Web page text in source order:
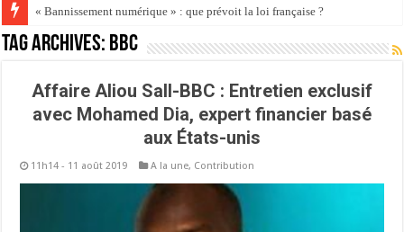
« Bannissement numérique » : que prévoit la loi française ?
Tag Archives: BBC
Affaire Aliou Sall-BBC : Entretien exclusif
avec Mohamed Dia, expert financier basé
aux États-unis
11h14 - 11 août 2019 A la une, Contribution